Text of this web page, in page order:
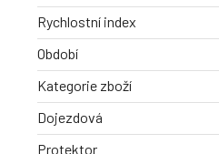
Rychlostní index
Období
Kategorie zboží
Dojezdová
Protektor